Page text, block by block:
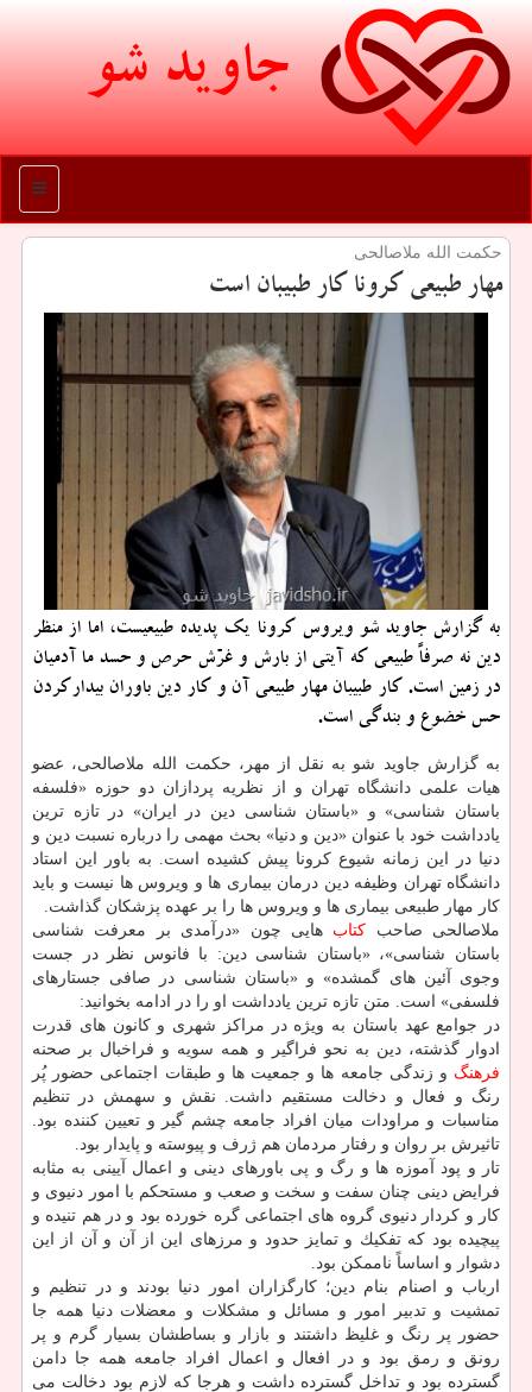
جاوید شو
منو
حكمت الله ملاصالحی
مهار طبیعی كرونا كار طبیبان است
به گزارش جاوید شو ویروس كرونا یك پدیده طبیعیست، اما از منظر
دین نه صرفاً طبیعی كه آیتی از بارش و غرّش حرص و حسد ما آدمیان
در زمین است. كار طبیبان مهار طبیعی آن و كار دین باوران بیداركردن
حس خضوع و بندگی است.
به گزارش جاوید شو به نقل از مهر، حكمت الله ملاصالحی، عضو
هیات علمی دانشگاه تهران و از نظریه پردازان دو حوزه «فلسفه
باستان شناسی» و «باستان شناسی دین در ایران» در تازه ترین
یادداشت خود با عنوان «دین و دنیا» بحث مهمی را درباره نسبت دین و
دنیا در این زمانه شیوع كرونا پیش كشیده است. به باور این استاد
دانشگاه تهران وظیفه دین درمان بیماری ها و ویروس ها نیست و باید
كار مهار طبیعی بیماری ها و ویروس ها را بر عهده پزشكان گذاشت.
ملاصالحی صاحب كتاب هایی چون «درآمدی بر معرفت شناسی
باستان شناسی»، «باستان شناسی دین: با فانوس نظر در جست
وجوی آئین های گمشده» و «باستان شناسی در صافی جستارهای
فلسفی» است. متن تازه ترین یادداشت او را در ادامه بخوانید:
در جوامع عهد باستان به ویژه در مراكز شهری و كانون های قدرت
ادوار گذشته، دین به نحو فراگیر و همه سویه و فراخبال بر صحنه
فرهنگ و زندگی جامعه ها و جمعیت ها و طبقات اجتماعی حضور پُر
رنگ و فعال و دخالت مستقیم داشت. نقش و سهمش در تنظیم
مناسبات و مراودات میان افراد جامعه چشم گیر و تعیین كننده بود.
تاثیرش بر روان و رفتار مردمان هم ژرف و پیوسته و پایدار بود.
تار و پود آموزه ها و رگ و پی باورهای دینی و اعمال آیینی به مثابه
فرایض دینی چنان سفت و سخت و صعب و مستحكم با امور دنیوی و
كار و كردار دنیوی گروه های اجتماعی گره خورده بود و در هم تنیده و
پیچیده بود كه تفكیك و تمایز حدود و مرزهای این از آن و آن از این
دشوار و اساساً ناممكن بود.
ارباب و اصنام بنام دین؛ كارگزاران امور دنیا بودند و در تنظیم و
تمشیت و تدبیر امور و مسائل و مشكلات و معضلات دنیا همه جا
حضور پر رنگ و غلیظ داشتند و بازار و بساطشان بسیار گرم و پر
رونق و رمق بود و در افعال و اعمال افراد جامعه همه جا دامن
گسترده بود و تداخل گسترده داشت و هرجا كه لازم بود دخالت می